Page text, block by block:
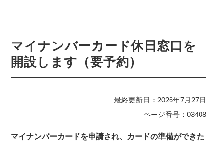
マイナンバーカード休日窓口を
開設します（要予約）
最終更新日：2026年7月27日
ページ番号：03408
マイナンバーカードを申請され、カードの準備ができた